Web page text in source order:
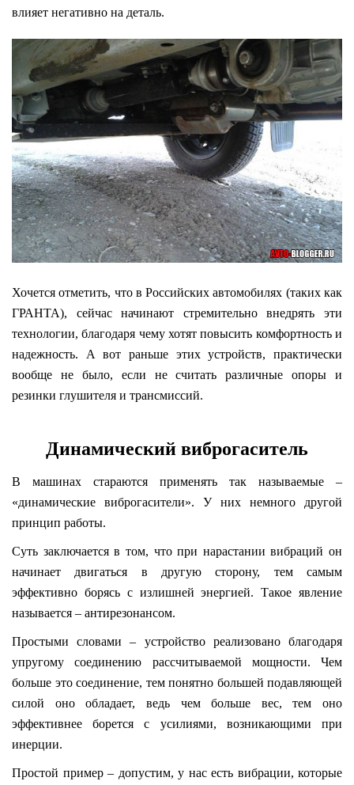
влияет негативно на деталь.
Хочется отметить, что в Российских автомобилях (таких как
ГРАНТА), сейчас начинают стремительно внедрять эти
технологии, благодаря чему хотят повысить комфортность и
надежность. А вот раньше этих устройств, практически
вообще не было, если не считать различные опоры и
резинки глушителя и трансмиссий.
Динамический виброгаситель
В машинах стараются применять так называемые –
«динамические виброгасители». У них немного другой
принцип работы.
Суть заключается в том, что при нарастании вибраций он
начинает двигаться в другую сторону, тем самым
эффективно борясь с излишней энергией. Такое явление
называется – антирезонансом.
Простыми словами – устройство реализовано благодаря
упругому соединению рассчитываемой мощности. Чем
больше это соединение, тем понятно большей подавляющей
силой оно обладает, ведь чем больше вес, тем оно
эффективнее борется с усилиями, возникающими при
инерции.
Простой пример – допустим, у нас есть вибрации, которые